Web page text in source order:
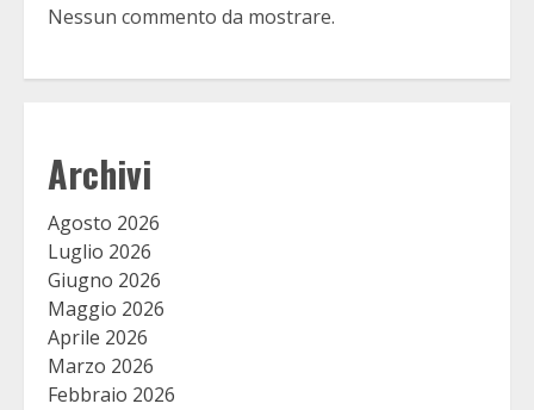
Nessun commento da mostrare.
Archivi
Agosto 2026
Luglio 2026
Giugno 2026
Maggio 2026
Aprile 2026
Marzo 2026
Febbraio 2026